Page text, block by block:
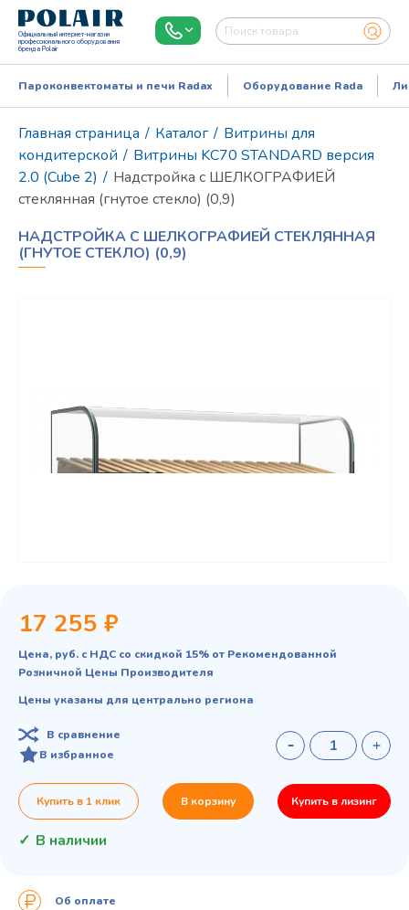
Официальный интернет-магазин
профессионального оборудования
бренда Polair
Пароконвектоматы и печи Radax Оборудование Rada
Главная страница / Каталог / Витрины для
кондитерской / Витрины KC70 STANDARD версия
2.0 (Cube 2) / Надстройка с ШЕЛКОГРАФИЕЙ
стеклянная (гнутое стекло) (0,9)
НАДСТРОЙКА С ШЕЛКОГРАФИЕЙ СТЕКЛЯННАЯ
(ГНУТОЕ СТЕКЛО) (0,9)
17 255 ₽
Цена, руб. с НДС со скидкой 15% от Рекомендованной
Розничной Цены Производителя
Цены указаны для центрально региона
В сравнение
В избранное
Купить в 1 клик В корзину Купить в лизинг
В наличии
Об оплате